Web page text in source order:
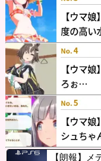
【朗報】メ